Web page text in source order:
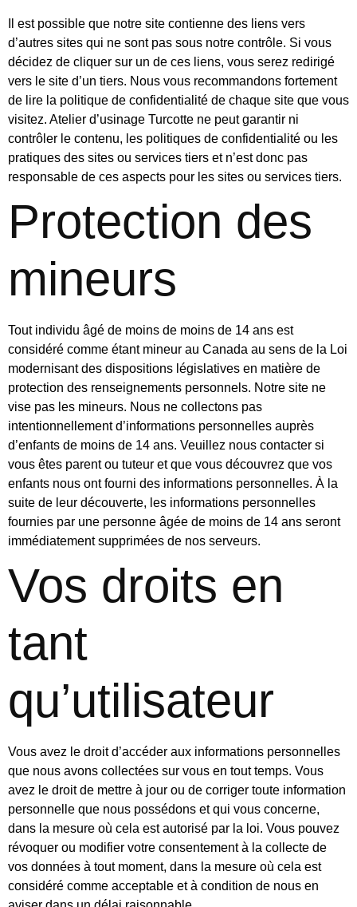
Il est possible que notre site contienne des liens vers
d’autres sites qui ne sont pas sous notre contrôle. Si vous
décidez de cliquer sur un de ces liens, vous serez redirigé
vers le site d’un tiers. Nous vous recommandons fortement
de lire la politique de confidentialité de chaque site que vous
visitez. Atelier d’usinage Turcotte ne peut garantir ni
contrôler le contenu, les politiques de confidentialité ou les
pratiques des sites ou services tiers et n’est donc pas
responsable de ces aspects pour les sites ou services tiers.
Protection des
mineurs
Tout individu âgé de moins de moins de 14 ans est
considéré comme étant mineur au Canada au sens de la Loi
modernisant des dispositions législatives en matière de
protection des renseignements personnels. Notre site ne
vise pas les mineurs. Nous ne collectons pas
intentionnellement d’informations personnelles auprès
d’enfants de moins de 14 ans. Veuillez nous contacter si
vous êtes parent ou tuteur et que vous découvrez que vos
enfants nous ont fourni des informations personnelles. À la
suite de leur découverte, les informations personnelles
fournies par une personne âgée de moins de 14 ans seront
immédiatement supprimées de nos serveurs.
Vos droits en
tant
qu’utilisateur
Vous avez le droit d’accéder aux informations personnelles
que nous avons collectées sur vous en tout temps. Vous
avez le droit de mettre à jour ou de corriger toute information
personnelle que nous possédons et qui vous concerne,
dans la mesure où cela est autorisé par la loi. Vous pouvez
révoquer ou modifier votre consentement à la collecte de
vos données à tout moment, dans la mesure où cela est
considéré comme acceptable et à condition de nous en